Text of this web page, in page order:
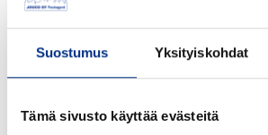
Suostumus Yksityiskohdat
Tämä sivusto käyttää evästeitä
PET pullojen
varastointi